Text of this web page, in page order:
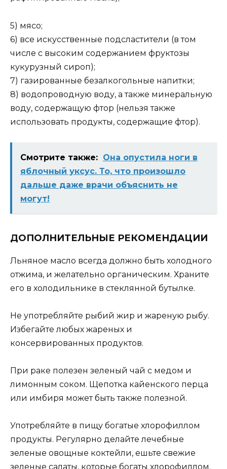
5) мясо;
6) все искусственные подсластители (в том
числе с высоким содержанием фруктозы
кукурузный сироп);
7) газированные безалкогольные напитки;
8) водопроводную воду, а также минеральную
воду, содержащую фтор (нельзя также
использовать продукты, содержащие фтор).
Смотрите также: Она опустила ноги в
яблочный уксус. То, что произошло
дальше даже врачи объяснить не
могут!
ДОПОЛНИТЕЛЬНЫЕ РЕКОМЕНДАЦИИ
Льняное масло всегда должно быть холодного
отжима, и желательно органическим. Храните
его в холодильнике в стеклянной бутылке.
Не употребляйте рыбий жир и жареную рыбу.
Избегайте любых жареных и
консервированных продуктов.
При раке полезен зеленый чай с медом и
лимонным соком. Щепотка кайенского перца
или имбиря может быть также полезной.
Употребляйте в пищу богатые хлорофиллом
продукты. Регулярно делайте лечебные
зеленые овощные коктейли, ешьте свежие
зеленые салаты, которые богаты хлорофиллом.